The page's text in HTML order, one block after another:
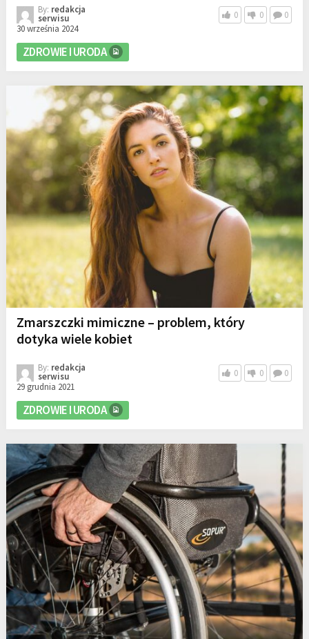
By: redakcja
serwisu
30 września 2024
0 0 0
ZDROWIE I URODA
Zmarszczki mimiczne – problem, który
dotyka wiele kobiet
By: redakcja
serwisu
29 grudnia 2021
0 0 0
ZDROWIE I URODA